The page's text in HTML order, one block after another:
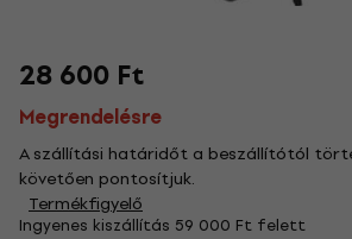
28 600 Ft
Megrendelésre
A szállítási határidőt a beszállítótól
követően pontosítjuk.
Termékfigyelő
Ingyenes kiszállítás 59 000 Ft felett